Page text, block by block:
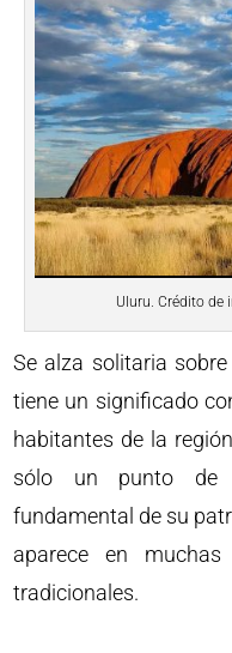
Uluru. Crédito de
Se alza solitaria
tiene un significado
habitantes de la
sólo un punto de
fundamental de su
aparece en
tradicionales.